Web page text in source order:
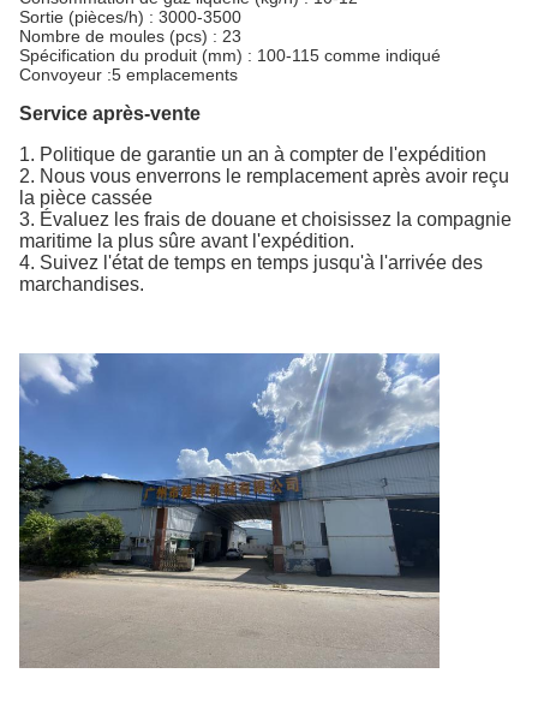
Sortie (pièces/h) : 3000-3500
Nombre de moules (pcs) : 23
Spécification du produit (mm) : 100-115 comme indiqué
Convoyeur :5 emplacements
Service après-vente
1. Politique de garantie un an à compter de l'expédition
2. Nous vous enverrons le remplacement après avoir reçu
la pièce cassée
3. Évaluez les frais de douane et choisissez la compagnie
maritime la plus sûre avant l'expédition.
4. Suivez l'état de temps en temps jusqu'à l'arrivée des
marchandises.